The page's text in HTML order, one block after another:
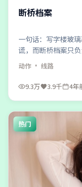
断桥档案
一句话：写字楼玻
谎，而断桥档案只负
动作 · 线路
9.3万 3.9千 4年
热门